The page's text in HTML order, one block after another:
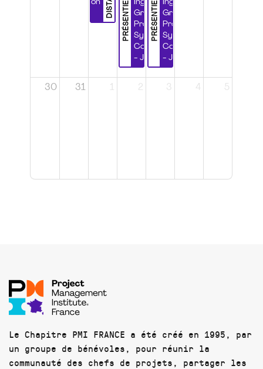
Certification
PRÉSENTIEL
Ingénierie
Grands
Projets et
Systèmes
Complexes
- Jour 1
PRÉSENTIEL
Ingénierie
Grands
Projets et
Systèmes
Complexes
- Jour 2
30 31 1 2 3 4 5
Le Chapitre PMI FRANCE a été créé en 1995, par
un groupe de bénévoles, pour réunir la
communauté des chefs de projets, partager les